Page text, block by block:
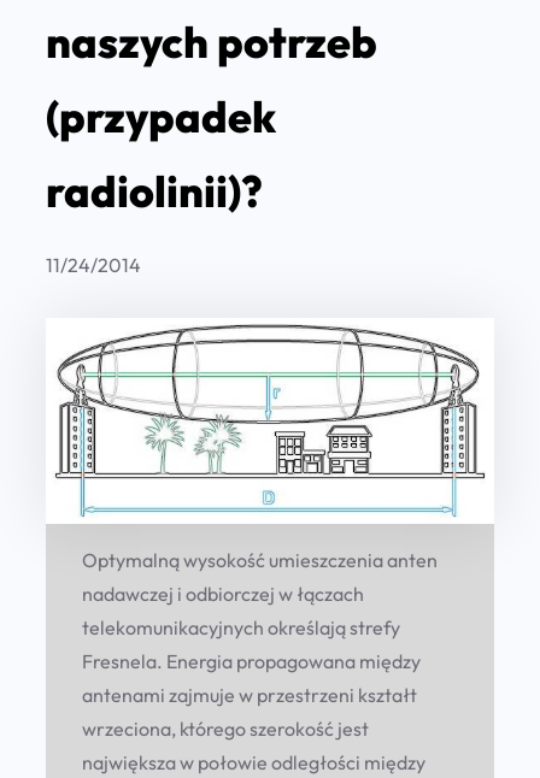
naszych potrzeb
(przypadek
radiolinii)?
11/24/2014
Optymalną wysokość umieszczenia anten
nadawczej i odbiorczej w łączach
telekomunikacyjnych określają strefy
Fresnela. Energia propagowana między
antenami zajmuje w przestrzeni kształt
wrzeciona, którego szerokość jest
największa w połowie odległości między